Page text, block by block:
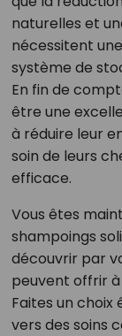
naturelles et
nécessitent
système de
En fin de
être une
à réduire leur
soin de leurs
efficace.
Vous êtes
shampoings
découvrir par
peuvent offrir
Faites un
vers des soins